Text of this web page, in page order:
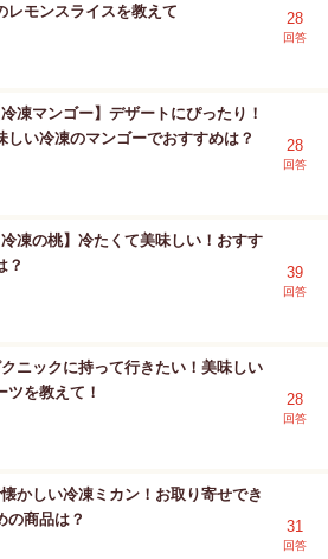
レモンスライスを教えて
28
回答
冷凍マンゴー】デザートにぴったり！
しい冷凍のマンゴーでおすすめは？
28
回答
冷凍の桃】冷たくて美味しい！おすす
？
39
回答
クニックに持って行きたい！美味しい
ツを教えて！
28
回答
かしい冷凍ミカン！お取り寄せでき
の商品は？
31
回答